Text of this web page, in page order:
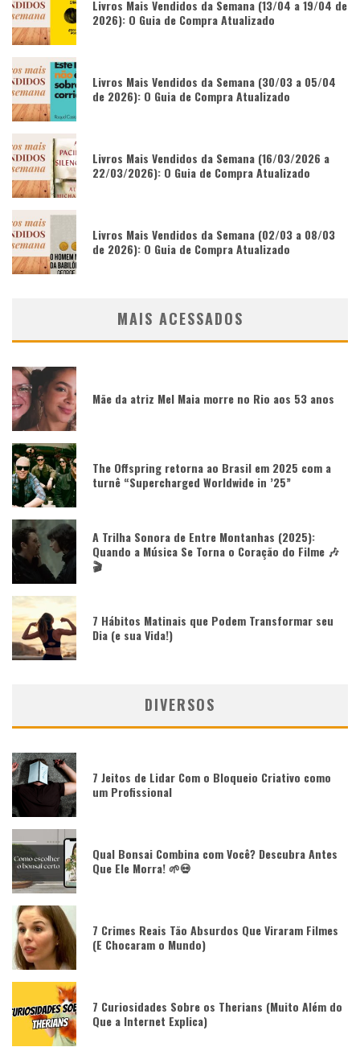
Livros Mais Vendidos da Semana (13/04 a 19/04 de
2026): O Guia de Compra Atualizado
Livros Mais Vendidos da Semana (30/03 a 05/04
de 2026): O Guia de Compra Atualizado
Livros Mais Vendidos da Semana (16/03/2026 a
22/03/2026): O Guia de Compra Atualizado
Livros Mais Vendidos da Semana (02/03 a 08/03
de 2026): O Guia de Compra Atualizado
MAIS ACESSADOS
Mãe da atriz Mel Maia morre no Rio aos 53 anos
The Offspring retorna ao Brasil em 2025 com a
turnê “Supercharged Worldwide in ’25”
A Trilha Sonora de Entre Montanhas (2025):
Quando a Música Se Torna o Coração do Filme 🎶
🎬
7 Hábitos Matinais que Podem Transformar seu
Dia (e sua Vida!)
DIVERSOS
7 Jeitos de Lidar Com o Bloqueio Criativo como
um Profissional
Qual Bonsai Combina com Você? Descubra Antes
Que Ele Morra! 🌱💀
7 Crimes Reais Tão Absurdos Que Viraram Filmes
(E Chocaram o Mundo)
7 Curiosidades Sobre os Therians (Muito Além do
Que a Internet Explica)